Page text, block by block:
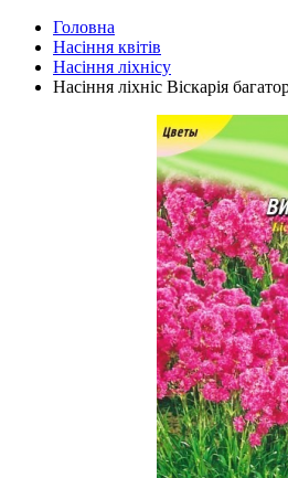
Головна
Насіння квітів
Насіння ліхнісу
Насіння ліхніс Віскарія